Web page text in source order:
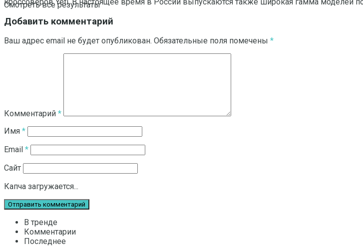
Смотреть все результаты
Добавить комментарий
Ваш адрес email не будет опубликован. Обязательные поля помечены *
Комментарий *
Имя *
Email *
Сайт
Капча загружается...
В тренде
Комментарии
Последнее